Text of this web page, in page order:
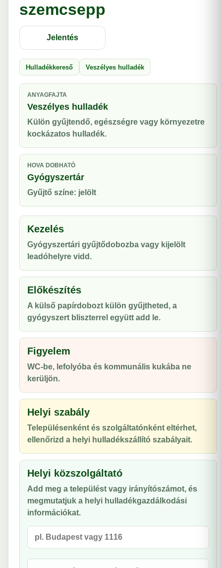
szemcsepp
Jelentés
Hulladékkereső Veszélyes hulladék
ANYAGFAJTA
Veszélyes hulladék
Külön gyűjtendő, egészségre vagy környezetre
kockázatos hulladék.
HOVA DOBHATÓ
Gyógyszertár
Gyűjtő színe: jelölt
Kezelés
Gyógyszertári gyűjtődobozba vagy kijelölt
leadóhelyre vidd.
Előkészítés
A külső papírdobozt külön gyűjtheted, a
gyógyszert bliszterrel együtt add le.
Figyelem
WC-be, lefolyóba és kommunális kukába ne
kerüljön.
Helyi szabály
Településenként és szolgáltatónként eltérhet,
ellenőrizd a helyi hulladékszállító szabályait.
Helyi közszolgáltató
Add meg a települést vagy irányítószámot, és
megmutatjuk a helyi hulladékgazdálkodási
információkat.